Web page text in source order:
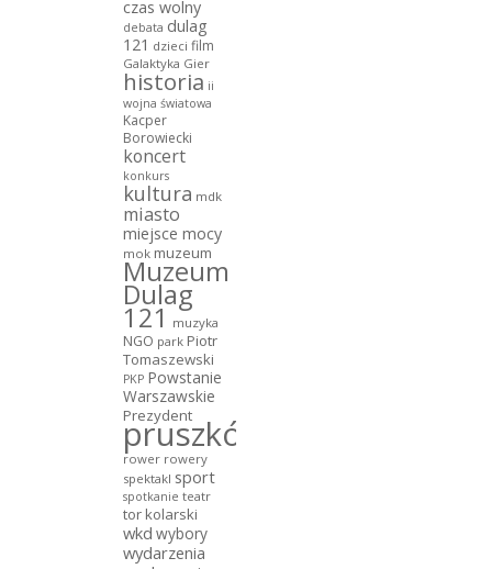
czas wolny
debata dulag
121 dzieci film
Galaktyka Gier
historia ii
wojna światowa
Kacper
Borowiecki
koncert
konkurs
kultura mdk
miasto
miejsce mocy
mok muzeum
Muzeum
Dulag
121 muzyka
NGO park Piotr
Tomaszewski
PKP Powstanie
Warszawskie
Prezydent
pruszków
rower rowery
spektakl sport
spotkanie teatr
tor kolarski
wkd wybory
wydarzenia